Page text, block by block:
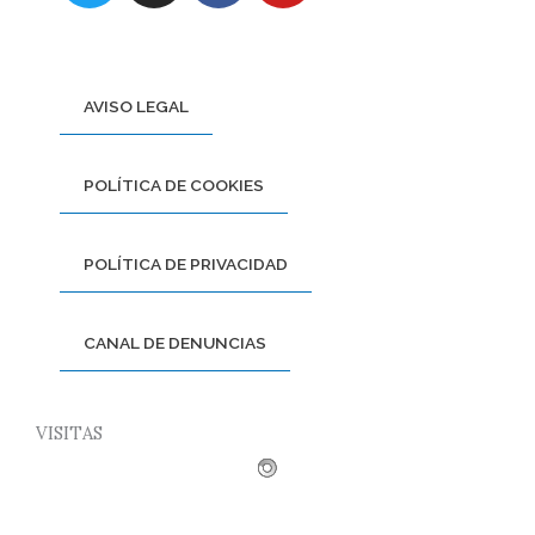
i
e
r
s
g
r
a
m
c
k
u
AVISO LEGAL
POLÍTICA DE COOKIES
POLÍTICA DE PRIVACIDAD
CANAL DE DENUNCIAS
VISITAS